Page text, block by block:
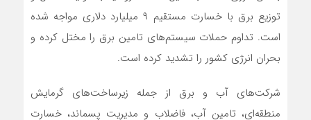
توزیع برق با خسارت مستقیم ۹ میلیارد دلاری مواجه شده
است. تداوم حملات سیستم‌های تامین برق را مختل کرده و
بحران انرژی کشور را تشدید کرده است.
شرکت‌های آب و برق از جمله زیرساخت‌های گرمایش
منطقه‌ای، تامین آب، فاضلاب و مدیریت پسماند، خسارت